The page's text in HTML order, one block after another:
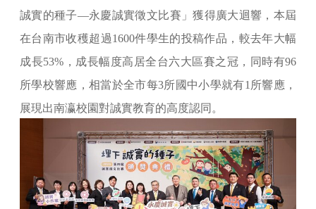
誠實的種子—永慶誠實徵文比賽」獲得廣大迴響，本屆
在台南市收穫超過1600件學生的投稿作品，較去年大幅
成長53%，成長幅度高居全台六大區賽之冠，同時有96
所學校響應，相當於全市每3所國中小學就有1所響應，
展現出南瀛校園對誠實教育的高度認同。